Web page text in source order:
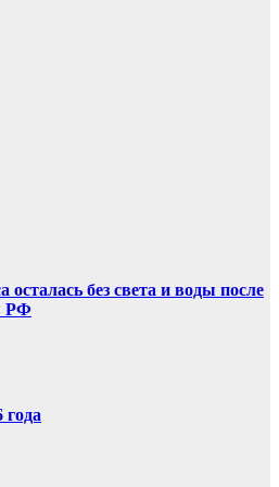
осталась без света и воды после
РФ
года